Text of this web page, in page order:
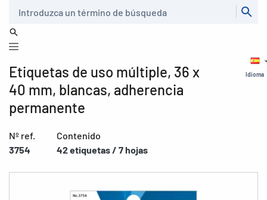
Idioma
Etiquetas de uso múltiple, 36 x
40 mm, blancas, adherencia
permanente
Nº ref.
3754
Contenido
42 etiquetas / 7 hojas